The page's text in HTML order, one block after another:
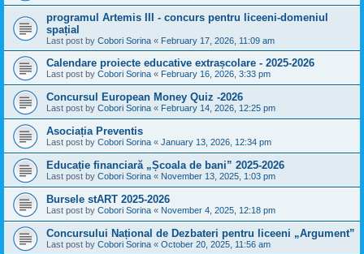
programul Artemis III - concurs pentru liceeni-domeniul
spațial
Last post by Cobori Sorina « February 17, 2026, 11:09 am
Calendare proiecte educative extrașcolare - 2025-2026
Last post by Cobori Sorina « February 16, 2026, 3:33 pm
Concursul European Money Quiz -2026
Last post by Cobori Sorina « February 14, 2026, 12:25 pm
Asociația Preventis
Last post by Cobori Sorina « January 13, 2026, 12:34 pm
Educație financiară „Școala de bani” 2025-2026
Last post by Cobori Sorina « November 13, 2025, 1:03 pm
Bursele stART 2025-2026
Last post by Cobori Sorina « November 4, 2025, 12:18 pm
Concursului Național de Dezbateri pentru liceeni „Argument”
Last post by Cobori Sorina « October 20, 2025, 11:56 am